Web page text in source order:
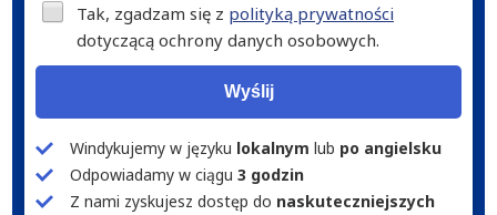
Tak, zgadzam się z polityką prywatności
dotyczącą ochrony danych osobowych.
Wyślij
Windykujemy w języku lokalnym lub po angielsku
Odpowiadamy w ciągu 3 godzin
Z nami zyskujesz dostęp do naskuteczniejszych